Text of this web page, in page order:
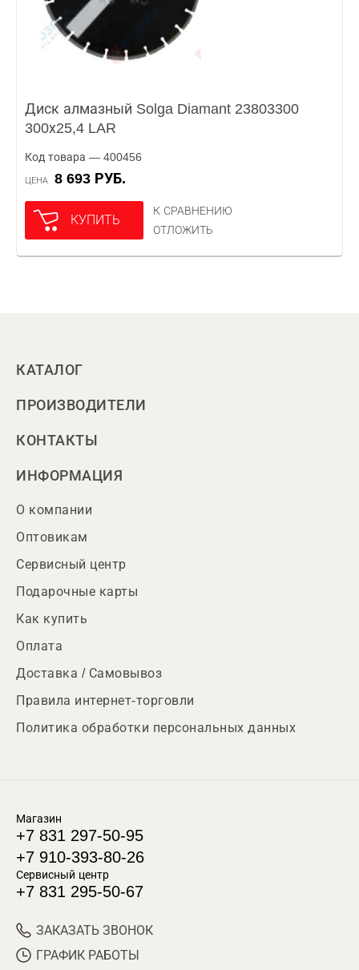
Диск алмазный Solga Diamant 23803300
300х25,4 LAR
Код товара — 400456
ЦЕНА 8 693 РУБ.
КУПИТЬ
К СРАВНЕНИЮ
ОТЛОЖИТЬ
КАТАЛОГ
ПРОИЗВОДИТЕЛИ
КОНТАКТЫ
ИНФОРМАЦИЯ
О компании
Оптовикам
Сервисный центр
Подарочные карты
Как купить
Оплата
Доставка / Самовывоз
Правила интернет-торговли
Политика обработки персональных данных
Магазин
+7 831 297-50-95
+7 910-393-80-26
Сервисный центр
+7 831 295-50-67
ЗАКАЗАТЬ ЗВОНОК
ГРАФИК РАБОТЫ